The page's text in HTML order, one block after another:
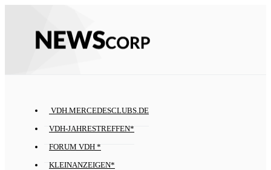
VDH.MERCEDESCLUBS.DE
VDH-JAHRESTREFFEN*
FORUM VDH *
KLEINANZEIGEN*